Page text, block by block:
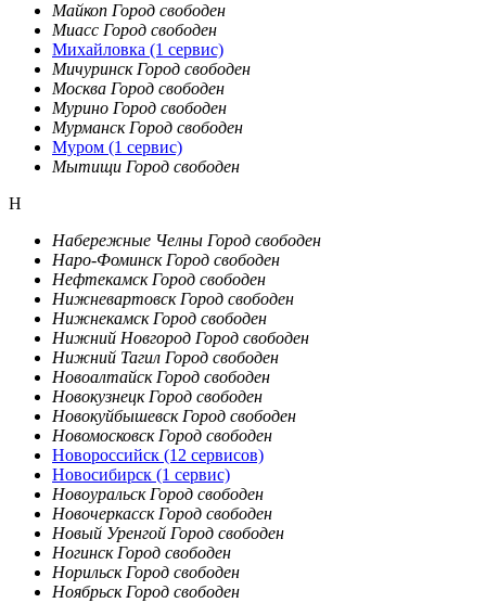
Майкоп Город свободен
Миасс Город свободен
Михайловка (1 сервис)
Мичуринск Город свободен
Москва Город свободен
Мурино Город свободен
Мурманск Город свободен
Муром (1 сервис)
Мытищи Город свободен
Н
Набережные Челны Город свободен
Наро-Фоминск Город свободен
Нефтекамск Город свободен
Нижневартовск Город свободен
Нижнекамск Город свободен
Нижний Новгород Город свободен
Нижний Тагил Город свободен
Новоалтайск Город свободен
Новокузнецк Город свободен
Новокуйбышевск Город свободен
Новомосковск Город свободен
Новороссийск (12 сервисов)
Новосибирск (1 сервис)
Новоуральск Город свободен
Новочеркасск Город свободен
Новый Уренгой Город свободен
Ногинск Город свободен
Норильск Город свободен
Ноябрьск Город свободен